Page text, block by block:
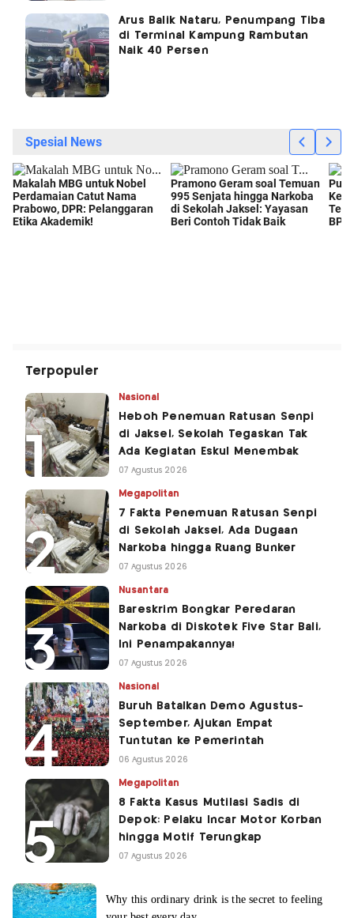
Arus Balik Nataru, Penumpang Tiba
di Terminal Kampung Rambutan
Naik 40 Persen
Terpopuler
Nasional
Heboh Penemuan Ratusan Senpi
di Jaksel, Sekolah Tegaskan Tak
Ada Kegiatan Eskul Menembak
07 Agustus 2026
Megapolitan
7 Fakta Penemuan Ratusan Senpi
di Sekolah Jaksel, Ada Dugaan
Narkoba hingga Ruang Bunker
07 Agustus 2026
Nusantara
Bareskrim Bongkar Peredaran
Narkoba di Diskotek Five Star Bali,
Ini Penampakannya!
07 Agustus 2026
Nasional
Buruh Batalkan Demo Agustus-
September, Ajukan Empat
Tuntutan ke Pemerintah
06 Agustus 2026
Megapolitan
8 Fakta Kasus Mutilasi Sadis di
Depok: Pelaku Incar Motor Korban
hingga Motif Terungkap
07 Agustus 2026